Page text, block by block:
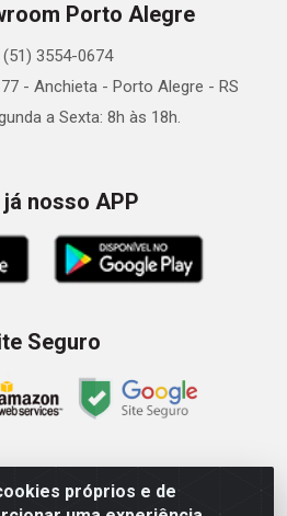
próprios e de
Porto Alegre
(51) 3554-0674
- Anchieta - Porto Alegre - RS
a Sexta: 8h às 18h.
já nosso APP
Seguro
LTDA - Av. Senador Queiróz, 274